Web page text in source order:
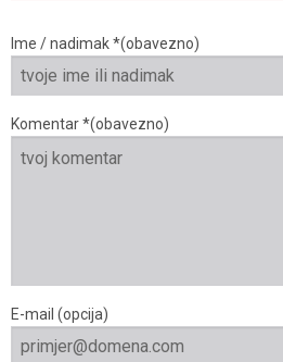
Ime / nadimak *(obavezno)
Komentar *(obavezno)
E-mail (opcija)